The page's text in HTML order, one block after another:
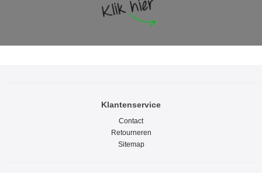
Klantenservice
Contact
Retourneren
Sitemap